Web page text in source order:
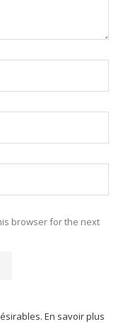
browser for the next
En savoir plus